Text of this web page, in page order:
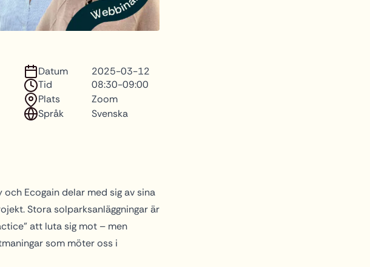
Datum
2025-03-12
Tid
08:30-09:00
Plats
Zoom
Språk
Svenska
Ecogain delar med sig av sina
Stora solparksanläggningar är
att luta sig mot – men
som möter oss i